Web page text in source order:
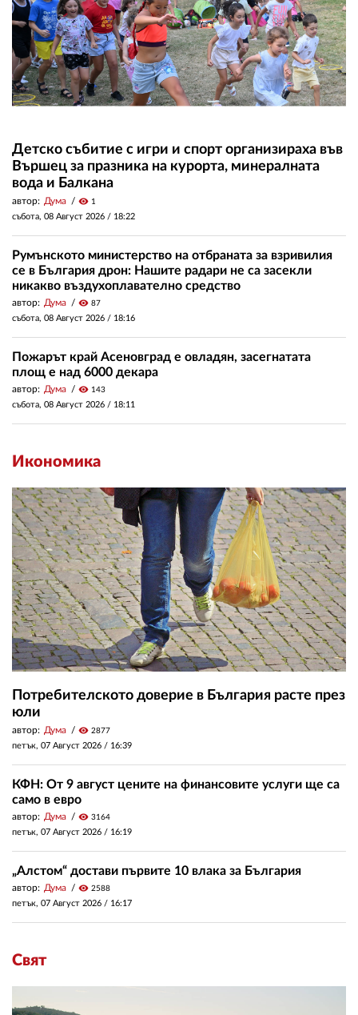
Детско събитие с игри и спорт организираха във
Вършец за празника на курорта, минералната
вода и Балкана
автор: Дума visibility 1
събота, 08 Август 2026 / 18:22
Румънското министерство на отбраната за взривилия
се в България дрон: Нашите радари не са засекли
никакво въздухоплавателно средство
автор: Дума visibility 87
събота, 08 Август 2026 / 18:16
Пожарът край Асеновград е овладян, засегнатата
площ е над 6000 декара
автор: Дума visibility 143
събота, 08 Август 2026 / 18:11
Икономика
Потребителското доверие в България расте през
юли
автор: Дума visibility 2877
петък, 07 Август 2026 / 16:39
КФН: От 9 август цените на финансовите услуги ще са
само в евро
автор: Дума visibility 3164
петък, 07 Август 2026 / 16:19
„Алстом“ достави първите 10 влака за България
автор: Дума visibility 2588
петък, 07 Август 2026 / 16:17
Свят